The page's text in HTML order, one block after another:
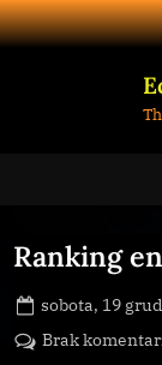
Skip
to
Ranking
Posted
on
sobota, 19
Brak